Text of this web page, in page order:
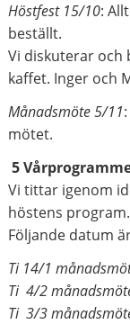
Höstfest 15/10:
beställt.
Vi diskuterar och
kaffet. Inger och
Månadsmöte 5/11
mötet.
5
Vi tittar igenom
höstens program.
Följande datum
Ti 14/1
Ti 4/2
Ti 3/3